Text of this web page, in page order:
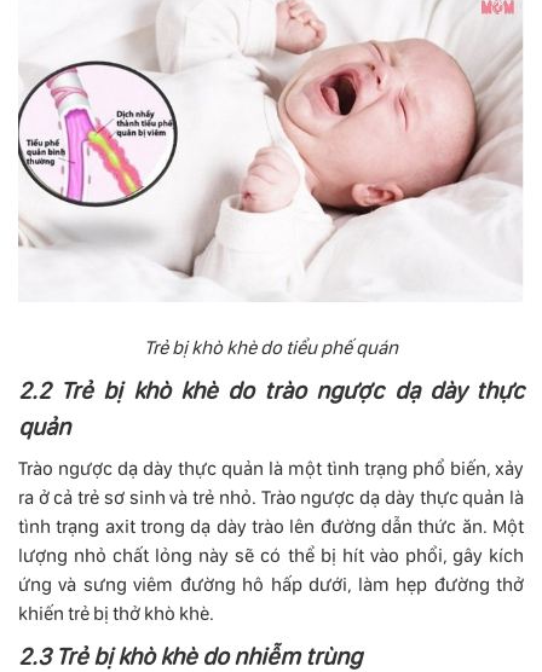
Trẻ bị khò khè do tiểu phế quán
2.2 Trẻ bị khò khè do trào ngược dạ dày thực
quản
Trào ngược dạ dày thực quản là một tình trạng phổ biến, xảy
ra ở cả trẻ sơ sinh và trẻ nhỏ. Trào ngược dạ dày thực quản là
tình trạng axit trong dạ dày trào lên đường dẫn thức ăn. Một
lượng nhỏ chất lỏng này sẽ có thể bị hít vào phổi, gây kích
ứng và sưng viêm đường hô hấp dưới, làm hẹp đường thở
khiến trẻ bị thở khò khè.
2.3 Trẻ bị khò khè do nhiễm trùng